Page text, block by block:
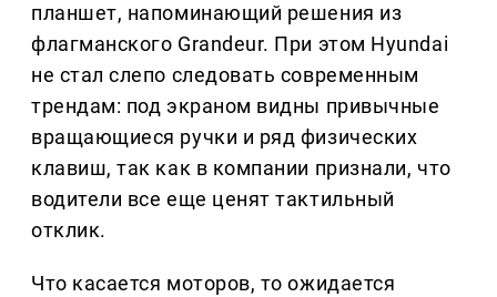
планшет, напоминающий решения из
флагманского Grandeur. При этом Hyundai
не стал слепо следовать современным
трендам: под экраном видны привычные
вращающиеся ручки и ряд физических
клавиш, так как в компании признали, что
водители все еще ценят тактильный
отклик.
Что касается моторов, то ожидается